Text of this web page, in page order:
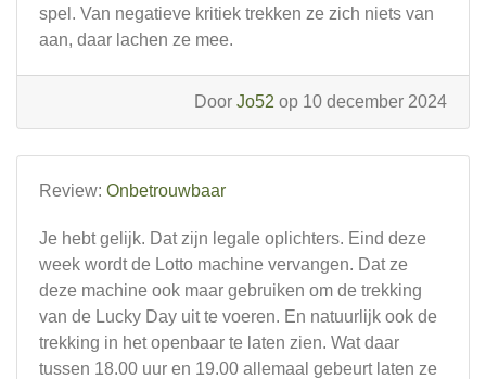
spel. Van negatieve kritiek trekken ze zich niets van
aan, daar lachen ze mee.
Door Jo52 op 10 december 2024
Review: Onbetrouwbaar
Je hebt gelijk. Dat zijn legale oplichters. Eind deze
week wordt de Lotto machine vervangen. Dat ze
deze machine ook maar gebruiken om de trekking
van de Lucky Day uit te voeren. En natuurlijk ook de
trekking in het openbaar te laten zien. Wat daar
tussen 18.00 uur en 19.00 allemaal gebeurt laten ze